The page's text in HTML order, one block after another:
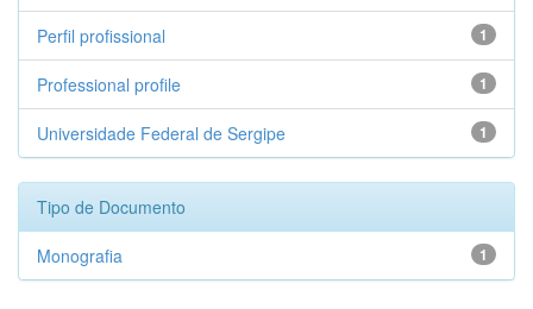
1
Perfil profissional
1
Professional profile
1
Universidade Federal de Sergipe
Tipo de Documento
1
Monografia